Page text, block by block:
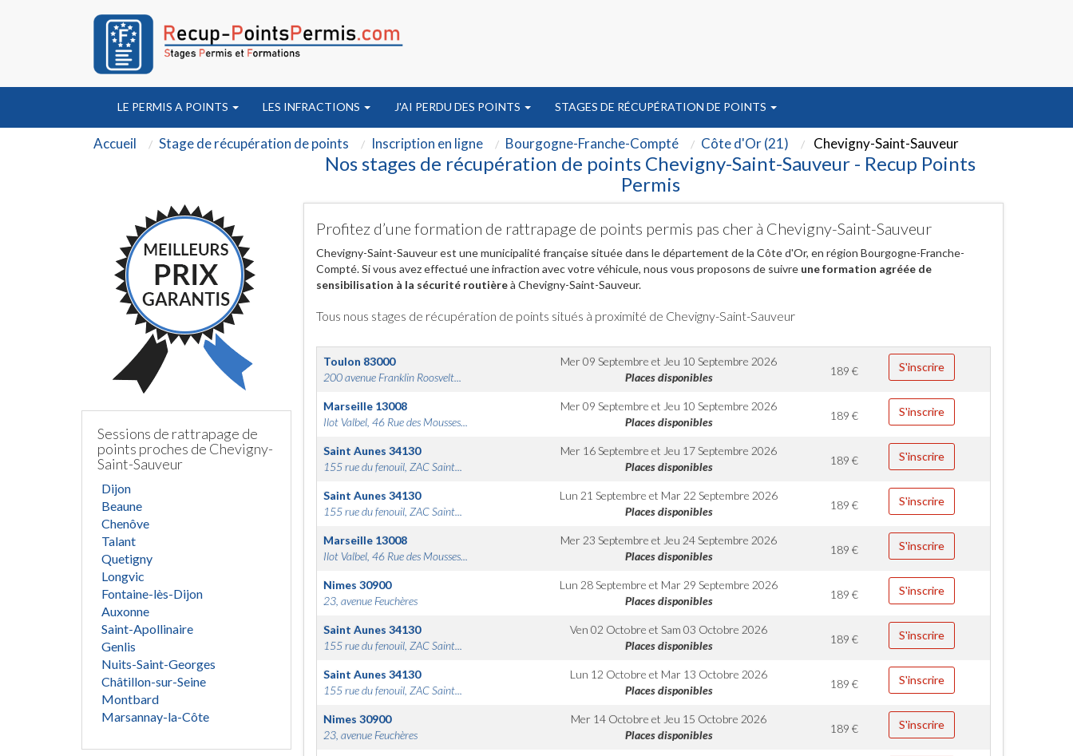
LE PERMIS A POINTS LES INFRACTIONS J'AI PERDU DES POINTS STAGES DE RÉCUPÉRATION DE POINTS
Accueil Stage de récupération de points Inscription en ligne Bourgogne-Franche-Compté Côte d'Or (21) Chevigny-Saint-Sauveur
Nos stages de récupération de points Chevigny-Saint-Sauveur - Recup Points
Permis
Sessions de rattrapage de
points proches de Chevigny-
Saint-Sauveur
Dijon
Beaune
Chenôve
Talant
Quetigny
Longvic
Fontaine-lès-Dijon
Auxonne
Saint-Apollinaire
Genlis
Nuits-Saint-Georges
Châtillon-sur-Seine
Montbard
Marsannay-la-Côte
Profitez d’une formation de rattrapage de points permis pas cher à Chevigny-Saint-Sauveur
Chevigny-Saint-Sauveur est une municipalité française située dans le département de la Côte d'Or, en région Bourgogne-Franche-
Compté. Si vous avez effectué une infraction avec votre véhicule, nous vous proposons de suivre une formation agréée de
sensibilisation à la sécurité routièreà Chevigny-Saint-Sauveur.
Tous nous stages de récupération de points situés à proximité de Chevigny-Saint-Sauveur
Toulon 83000
200 avenue Franklin Roosvelt...
Mer 09 Septembre et Jeu 10 Septembre 2026
Places disponibles
189€ S'inscrire
Marseille 13008
Ilot Valbel, 46 Rue des Mousses...
Mer 09 Septembre et Jeu 10 Septembre 2026
Places disponibles
189€ S'inscrire
Saint Aunes 34130
155 rue du fenouil, ZAC Saint...
Mer 16 Septembre et Jeu 17 Septembre 2026
Places disponibles
189€ S'inscrire
Saint Aunes 34130
155 rue du fenouil, ZAC Saint...
Lun 21 Septembre et Mar 22 Septembre 2026
Places disponibles
189€ S'inscrire
Marseille 13008
Ilot Valbel, 46 Rue des Mousses...
Mer 23 Septembre et Jeu 24 Septembre 2026
Places disponibles
189€ S'inscrire
Nimes 30900
23, avenue Feuchères
Lun 28 Septembre et Mar 29 Septembre 2026
Places disponibles
189€ S'inscrire
Saint Aunes 34130
155 rue du fenouil, ZAC Saint...
Ven 02 Octobre etSam 03 Octobre 2026
Places disponibles
189€ S'inscrire
Saint Aunes 34130
155 rue du fenouil, ZAC Saint...
Lun 12 Octobre et Mar 13 Octobre 2026
Places disponibles
189€ S'inscrire
Nimes 30900
23, avenue Feuchères
Mer 14 Octobre et Jeu 15 Octobre 2026
Places disponibles
189€ S'inscrire